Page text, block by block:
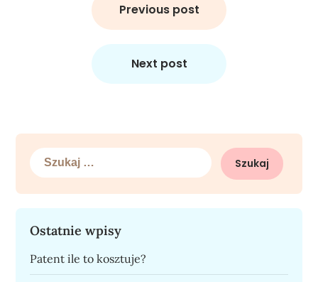
Previous post
Next post
Szukaj:
Ostatnie wpisy
Patent ile to kosztuje?